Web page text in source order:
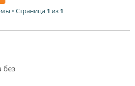
• Страница 1 из 1
без